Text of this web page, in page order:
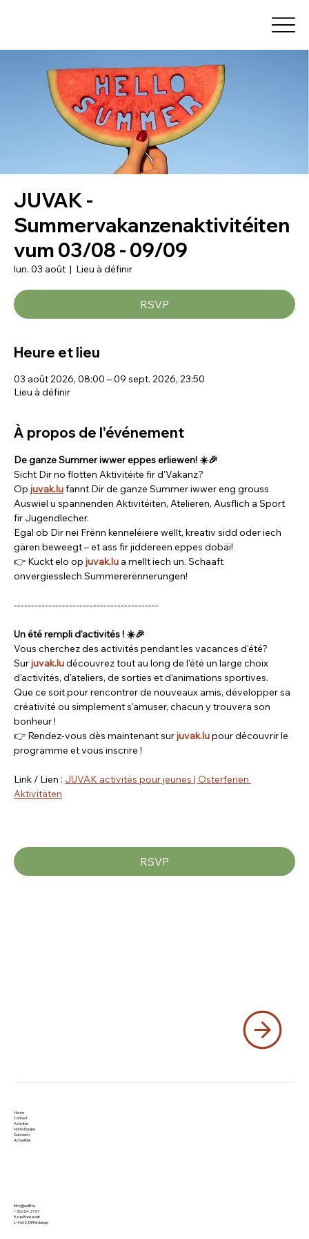
JUVAK -
Summervakanzenaktivitéiten
vum 03/08 - 09/09
lun. 03 août
  |
Lieu à définir
RSVP
Heure et lieu
03 août 2026, 08:00 – 09 sept. 2026, 23:50
Lieu à définir
À propos de l'événement
De ganze Summer iwwer eppes erliewen! ☀️🎉
Sicht Dir no flotten Aktivitéite fir d'Vakanz?
Op juvak.lufannt Dir de ganze Summer iwwer eng grouss
Auswiel u spannenden Aktivitéiten, Atelieren, Ausflich a Sport
fir Jugendlecher.
Egal ob Dir nei Frënn kenneléiere wëllt, kreativ sidd oder iech
gären beweegt – et ass fir jiddereen eppes dobäi!
👉 Kuckt elo op juvak.lu a mellt iech un. Schaaft
onvergiesslech Summererënnerungen!
------------------------------------------
Un été rempli d'activités ! ☀️🎉
Vous cherchez des activités pendant les vacances d'été?
Sur juvak.lu découvrez tout au long de l'été un large choix
d'activités, d'ateliers, de sorties et d'animations sportives.
Que ce soit pour rencontrer de nouveaux amis, développer sa
créativité ou simplement s'amuser, chacun y trouvera son
bonheur !
👉 Rendez-vous dès maintenant sur juvak.lu pour découvrir le
programme et vous inscrire !
Link / Lien : JUVAK activités pour jeunes | Osterferien
Aktivitäten
RSVP
info@judiff.lu
+352 54 27 67
5, rue Roosevelt
L-4662, Differdange
Home
Contact
Activités
Notre Équipe
Outreach
Actualités